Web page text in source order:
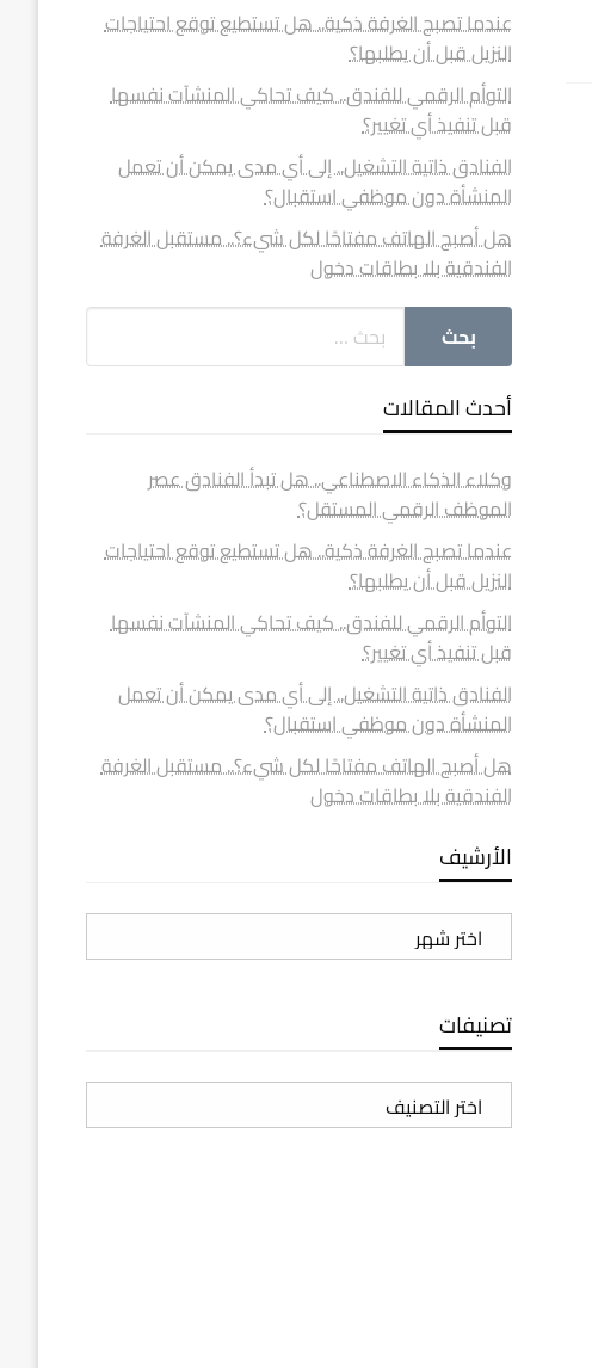
عندما تصبح الغرفة ذكية.. هل تستطيع توقع احتياجات
النزيل قبل أن يطلبها؟
التوأم الرقمي للفندق.. كيف تحاكي المنشآت نفسها
قبل تنفيذ أي تغيير؟
الفنادق ذاتية التشغيل.. إلى أي مدى يمكن أن تعمل
المنشأة دون موظفي استقبال؟
هل أصبح الهاتف مفتاحًا لكل شيء؟.. مستقبل الغرفة
الفندقية بلا بطاقات دخول
أحدث المقالات
وكلاء الذكاء الاصطناعي.. هل تبدأ الفنادق عصر
الموظف الرقمي المستقل؟
عندما تصبح الغرفة ذكية.. هل تستطيع توقع احتياجات
النزيل قبل أن يطلبها؟
التوأم الرقمي للفندق.. كيف تحاكي المنشآت نفسها
قبل تنفيذ أي تغيير؟
الفنادق ذاتية التشغيل.. إلى أي مدى يمكن أن تعمل
المنشأة دون موظفي استقبال؟
هل أصبح الهاتف مفتاحًا لكل شيء؟.. مستقبل الغرفة
الفندقية بلا بطاقات دخول
الأرشيف
الأرشيف
تصنيفات
تصنيفات